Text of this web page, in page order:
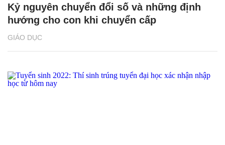
GIÁO DỤC
Kỷ nguyên chuyển đổi số và những định
hướng cho con khi chuyển cấp